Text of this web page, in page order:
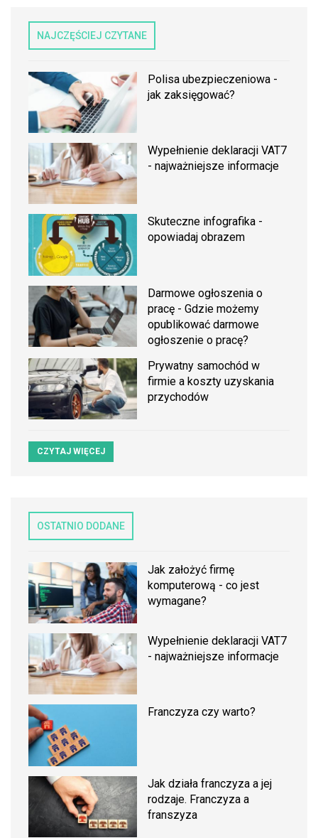
NAJCZĘŚCIEJ CZYTANE
Polisa ubezpieczeniowa -
jak zaksięgować?
Wypełnienie deklaracji VAT7
- najważniejsze informacje
Skuteczne infografika -
opowiadaj obrazem
Darmowe ogłoszenia o
pracę - Gdzie możemy
opublikować darmowe
ogłoszenie o pracę?
Prywatny samochód w
firmie a koszty uzyskania
przychodów
CZYTAJ WIĘCEJ
OSTATNIO DODANE
Jak założyć firmę
komputerową - co jest
wymagane?
Wypełnienie deklaracji VAT7
- najważniejsze informacje
Franczyza czy warto?
Jak działa franczyza a jej
rodzaje. Franczyza a
franszyza